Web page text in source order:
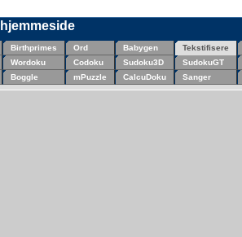
Birthprimes Ord Babygen Tekstifisere
Wordoku Codoku Sudoku3D SudokuGT
Boggle mPuzzle CalcuDoku Sanger